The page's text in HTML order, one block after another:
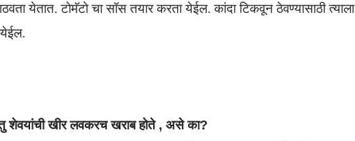
येतात. टोमॅटो चा सॉस तयार करता येईल. कांदा टिकवून ठेवण्यासाठी त्याला
शेवयांची खीर लवकरच खराब होते , असे का?